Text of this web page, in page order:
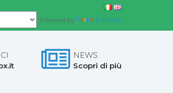
Powered by
Translate
NEWS
Scopri di più